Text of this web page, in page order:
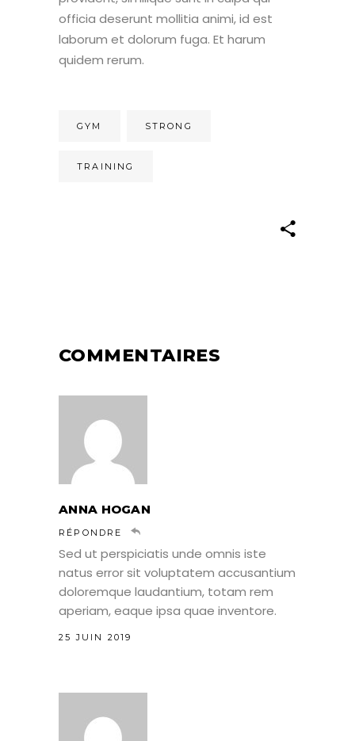
officia deserunt mollitia animi, id est
laborum et dolorum fuga. Et harum
quidem rerum.
GYM STRONG
TRAINING
COMMENTAIRES
ANNA HOGAN
RÉPONDRE
Sed ut perspiciatis unde omnis iste
natus error sit voluptatem accusantium
doloremque laudantium, totam rem
aperiam, eaque ipsa quae inventore.
25 JUIN 2019